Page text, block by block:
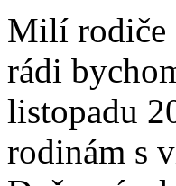
Milí rodiče
rádi
listopadu
rodinám s